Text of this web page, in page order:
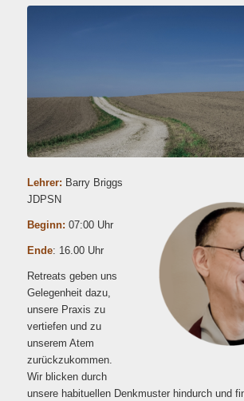
Lehrer: Barry Briggs
JDPSN
Beginn: 07:00 Uhr
Ende: 16.00 Uhr
Retreats geben uns
Gelegenheit dazu,
unsere Praxis zu
vertiefen und zu
unserem Atem
zurückzukommen.
Wir blicken durch
unsere habituellen Denkmuster hindurch und